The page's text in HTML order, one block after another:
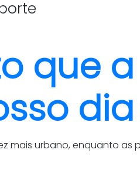
que
mais urbano, enquanto as